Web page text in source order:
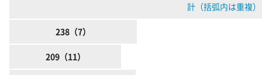
計（括弧内は重複）
238（7）
209（11）